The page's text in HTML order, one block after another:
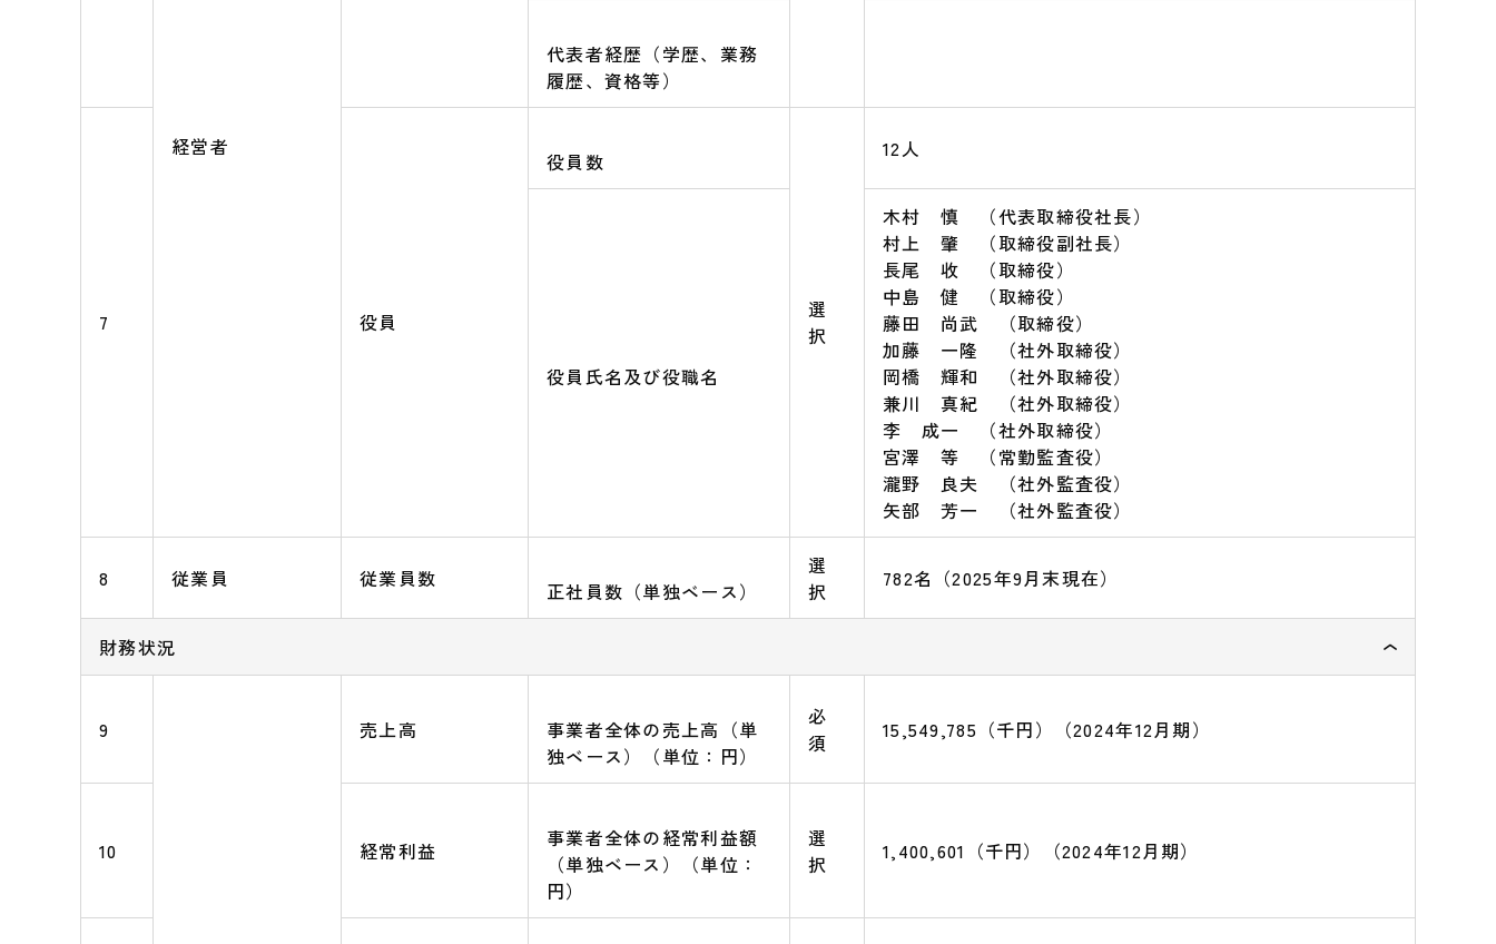
経営者
代表者経歴（学歴、業務
履歴、資格等）
7 役員
役員数
選
択
12人
役員氏名及び役職名
木村 慎 （代表取締役社長）
村上 肇 （取締役副社長）
長尾 收 （取締役）
中島 健 （取締役）
藤田 尚武 （取締役）
加藤 一隆 （社外取締役）
岡橋 輝和 （社外取締役）
兼川 真紀 （社外取締役）
李 成一 （社外取締役）
宮澤 等 （常勤監査役）
瀧野 良夫 （社外監査役）
矢部 芳一 （社外監査役）
8 従業員 従業員数 正社員数（単独ベース）
選
択
782名（2025年9月末現在）
財務状況
9 売上高
事業者全体の売上高（単
独ベース）（単位：円）
必
須
15,549,785（千円）（2024年12月期）
10 経常利益
事業者全体の経常利益額
（単独ベース）（単位：
円）
選
択
1,400,601（千円）（2024年12月期）